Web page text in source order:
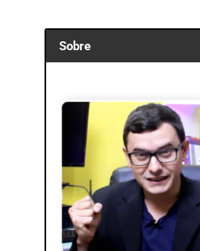
Sobre